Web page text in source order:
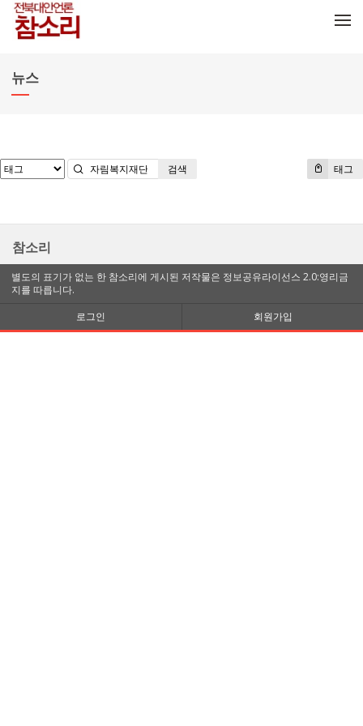
뉴스
태그
검색
참소리
별도의 표기가 없는 한 참소리에 게시된 저작물은 정보공유라이선스 2.0:영리금
지를 따릅니다.
로그인
회원가입